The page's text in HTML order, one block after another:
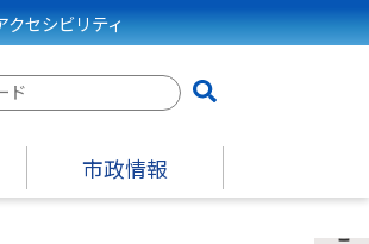
クセシビリティ
市政情報